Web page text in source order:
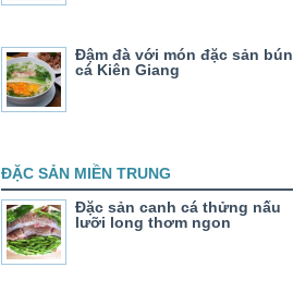
Đậm đà với món đặc sản bún
cá Kiên Giang
ĐẶC SẢN MIỀN TRUNG
Đặc sản canh cá thửng nấu
lưỡi long thơm ngon